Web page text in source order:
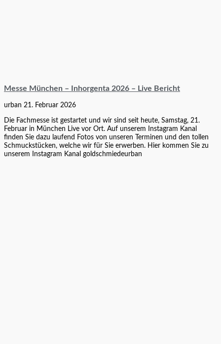
Messe München – Inhorgenta 2026 – Live Bericht
urban 21. Februar 2026
Die Fachmesse ist gestartet und wir sind seit heute, Samstag, 21.
Februar in München Live vor Ort. Auf unserem Instagram Kanal
finden Sie dazu laufend Fotos von unseren Terminen und den tollen
Schmuckstücken, welche wir für Sie erwerben. Hier kommen Sie zu
unserem Instagram Kanal goldschmiedeurban